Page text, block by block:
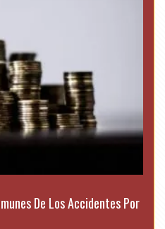
De Los Accidentes Por